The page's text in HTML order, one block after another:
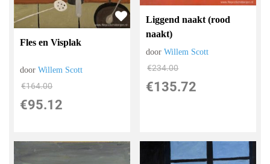
Fles en Visplak
doorWillem Scott
€164.00
€95.12
Liggend naakt (rood
naakt)
doorWillem Scott
€234.00
€135.72